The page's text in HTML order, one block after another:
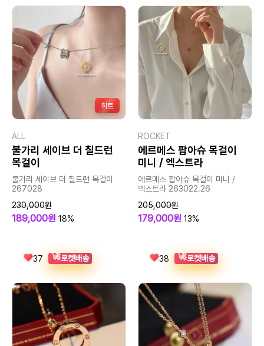
히트
ALL
불가리 세이브 더 칠드런
목걸이
불가리 세이브 더 칠드런 목걸이
267028
230,000원
189,000원 18%
37 🚀로켓배송
ROCKET
에르메스 팝아슈 목걸이
미니 / 엑스트라
에르메스 팝아슈 목걸이 미니 /
엑스트라 263022.26
205,000원
179,000원 13%
38 🚀로켓배송